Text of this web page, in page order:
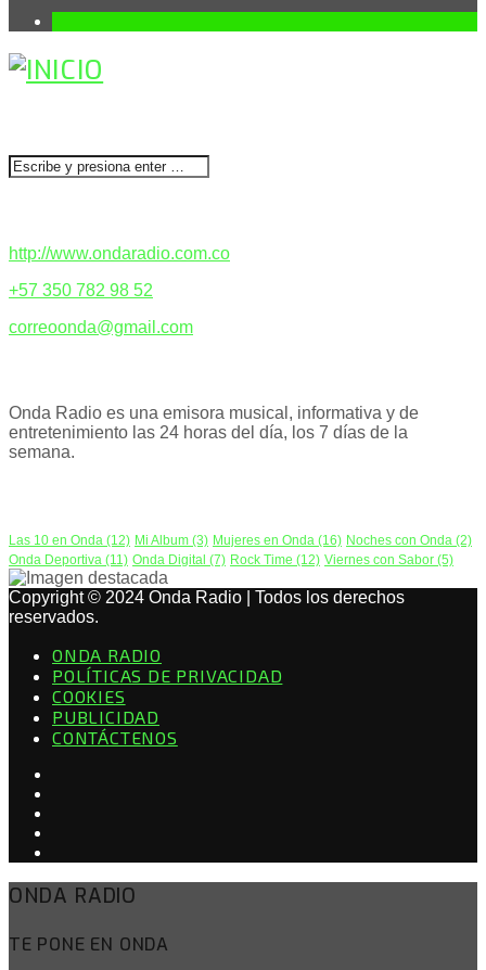
http://www.ondaradio.com.co
+57 350 782 98 52
correoonda@gmail.com
Onda Radio es una emisora musical, informativa y de
entretenimiento las 24 horas del día, los 7 días de la
semana.
Las 10 en Onda (12) Mi Album (3) Mujeres en Onda (16) Noches con Onda (2)
Onda Deportiva (11) Onda Digital (7) Rock Time (12) Viernes con Sabor (5)
Copyright © 2024 Onda Radio | Todos los derechos
reservados.
ONDA RADIO
POLÍTICAS DE PRIVACIDAD
COOKIES
PUBLICIDAD
CONTÁCTENOS
ONDA RADIO
TE PONE EN ONDA